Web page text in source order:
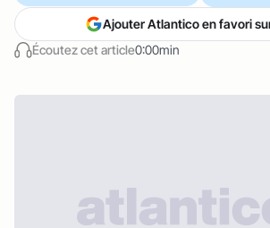
Écoutez cet article0:00min
Ajouter Atlantico en favori